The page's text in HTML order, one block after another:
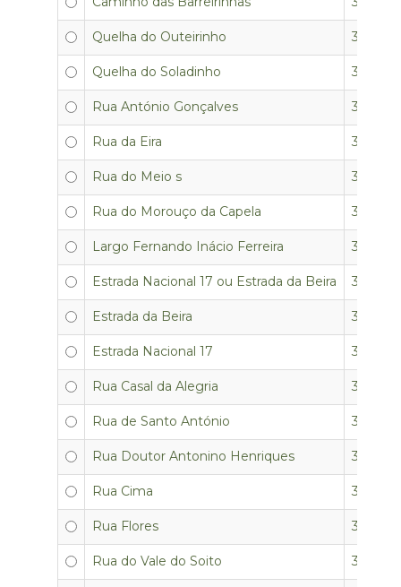
Quelha do Outeirinho 3350-
Quelha do Soladinho 3350-
Rua António Gonçalves 3350-
Rua da Eira 3350-
Rua do Meio s 3350-
Rua do Morouço da Capela 3350-
Largo Fernando Inácio Ferreira 3350-
Estrada Nacional 17 ou Estrada da Beira 3350-
Estrada da Beira 3350-
Estrada Nacional 17 3350-
Rua Casal da Alegria 3350-
Rua de Santo António 3350-
Rua Doutor Antonino Henriques 3350-
Rua Cima 3350-
Rua Flores 3350-
Rua do Vale do Soito 3350-